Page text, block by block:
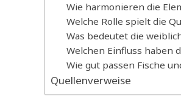
Wie harmonieren die
Welche Rolle spielt die
Was bedeutet die
Welchen Einfluss haben
Wie gut passen Fische
Quellenverweise